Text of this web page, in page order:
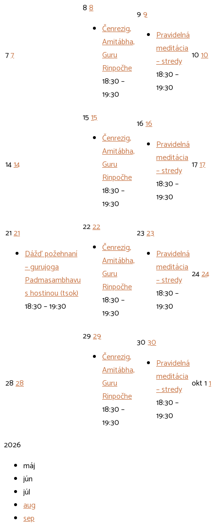
77
88
Čenrezig,
Amitábha,
Guru
Rinpočhe
18:30 –
19:30
99
Pravidelná
meditácia
– stredy
18:30 –
19:30
1010
1414
1515
Čenrezig,
Amitábha,
Guru
Rinpočhe
18:30 –
19:30
1616
Pravidelná
meditácia
– stredy
18:30 –
19:30
1717
2121
Dážď požehnaní
– gurujoga
Padmasambhavu
s hostinou (tsok)
18:30 – 19:30
2222
Čenrezig,
Amitábha,
Guru
Rinpočhe
18:30 –
19:30
2323
Pravidelná
meditácia
– stredy
18:30 –
19:30
2424
2828
2929
Čenrezig,
Amitábha,
Guru
Rinpočhe
18:30 –
19:30
3030
Pravidelná
meditácia
– stredy
18:30 –
19:30
okt11
2026
máj
jún
júl
aug
sep